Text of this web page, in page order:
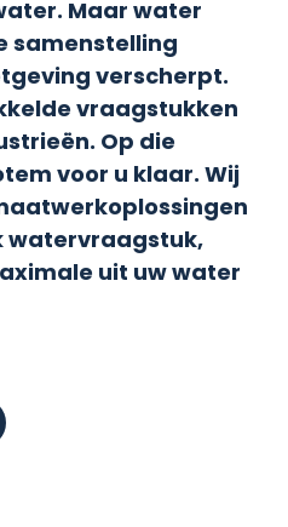
Maar water
samenstelling
verscherpt.
vraagstukken
Op die
voor u klaar. Wij
watervraagstuk,
uit uw water